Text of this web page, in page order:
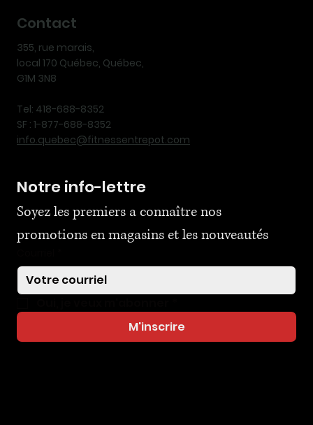
Contact
355, rue marais,
local 170 Québec, Québec,
G1M 3N8
Tel: 418-688-8352
SF : 1-877-688-8352
info.quebec@fitnessentrepot.com
Notre info-lettre
Soyez les premiers a connaître nos
promotions en magasins et les nouveautés
M'inscrire